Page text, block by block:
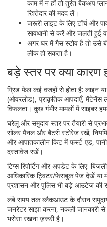
काम में न हों तो तुरंत बैकअप
रिश्तेदार की मदद लें।
जरूरी लाइट के लिए टॉर्च और
सावधानी से करें और जलती हुई
अगर घर में गैस स्टोव है तो
लीक हो सकता है।
बड़े स्तर पर क्या
ग्रिड फेल कई वजहों से होता है: लाइन या
(ओवरलोड), प्राकृतिक आपदाएँ, मेंटेनेंस
विफलता। कुछ गंभीर मामलों में साइबर
घरेलू और समुदाय स्तर पर तैयारी से
सोलर पैनल और बैटरी स्टोरेज रखें;
और आपातकालीन किट में फर्स्ट-एड,
दस्तावेज रखें।
टिप्स रिपोर्टिंग और अपडेट के लिए:
आधिकारिक ट्विटर/फेसबुक पेज देखें या
प्रशासन और पुलिस भी बड़े आउटेज की
लंबे समय तक ब्लैकआउट के दौरान
जनरेटर साझा करना, नकली जानकारी
भरोसा रखना ज़रूरी है।